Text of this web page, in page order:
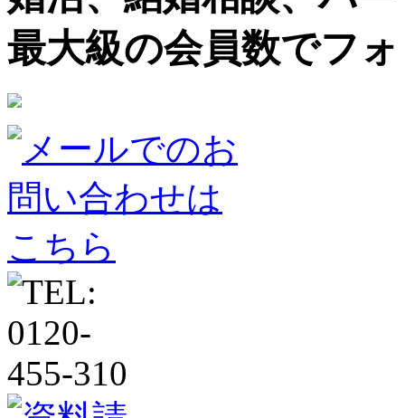
最大級の会員数でフ